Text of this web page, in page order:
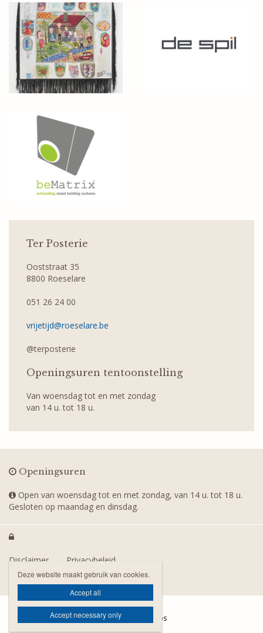
Ter Posterie
Ooststraat 35
8800 Roeselare
051 26 24 00
vrijetijd@roeselare.be
@terposterie
Openingsuren tentoonstelling
Van woensdag tot en met zondag
van 14 u. tot 18 u.
Openingsuren
Open van woensdag tot en met zondag, van 14 u. tot 18 u.
Gesloten op maandag en dinsdag.

Disclaimer Privacybeleid
Toegankelijkheidsverklaring Contact
Website door Livalos
Deze website maakt gebruik van cookies.
Accept all
Accept necessary only